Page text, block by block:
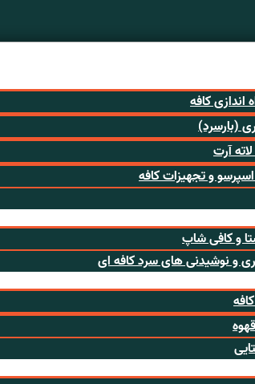
اندازی کافه
(بارسرد)
آرت
و تجهیزات کافه
و کافی شاپ
و نوشیدنی های سرد کافه ای